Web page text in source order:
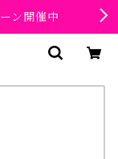
ン開催中